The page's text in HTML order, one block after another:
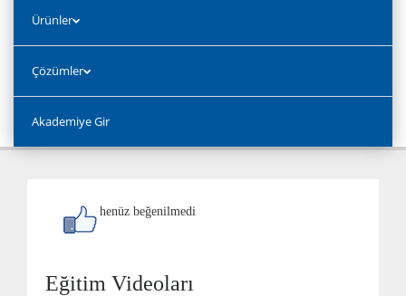
Ürünler
Çözümler
Akademiye Gir
henüz beğenilmedi
Eğitim Videoları